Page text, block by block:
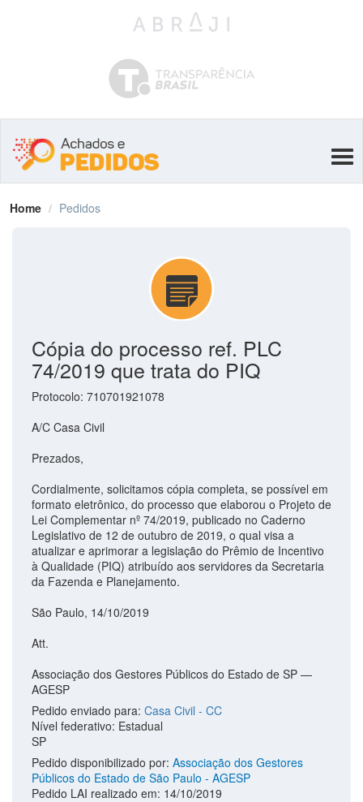
Home Pedidos
Cópia do processo ref. PLC
74/2019 que trata do PIQ
Protocolo: 710701921078
A/C Casa Civil
Prezados,
Cordialmente, solicitamos cópia completa, se possível em
formato eletrônico, do processo que elaborou o Projeto de
Lei Complementar nº 74/2019, publicado no Caderno
Legislativo de 12 de outubro de 2019, o qual visa a
atualizar e aprimorar a legislação do Prêmio de Incentivo
à Qualidade (PIQ) atribuído aos servidores da Secretaria
da Fazenda e Planejamento.
São Paulo, 14/10/2019
Att.
Associação dos Gestores Públicos do Estado de SP —
AGESP
Pedido enviado para: Casa Civil - CC
Nível federativo: Estadual
SP
Pedido disponibilizado por: Associação dos Gestores
Públicos do Estado de São Paulo - AGESP
Pedido LAI realizado em: 14/10/2019